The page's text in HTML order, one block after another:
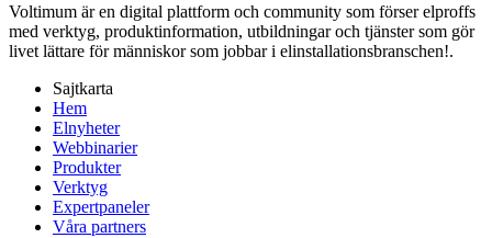
Voltimum är en digital plattform och community som förser elproffs
med verktyg, produktinformation, utbildningar och tjänster som gör
livet lättare för människor som jobbar i elinstallationsbranschen!.
Sajtkarta
Hem
Elnyheter
Webbinarier
Produkter
Verktyg
Expertpaneler
Våra partners